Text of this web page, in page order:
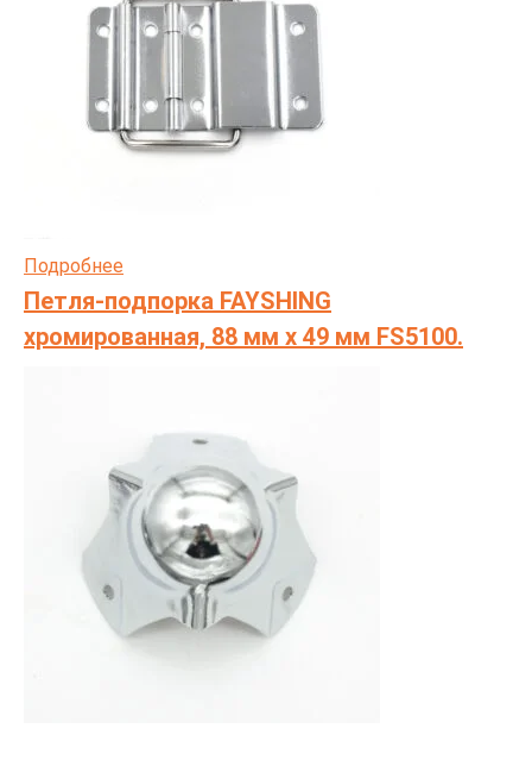
Подробнее
Петля-подпорка FAYSHING
хромированная, 88 мм х 49 мм FS5100.